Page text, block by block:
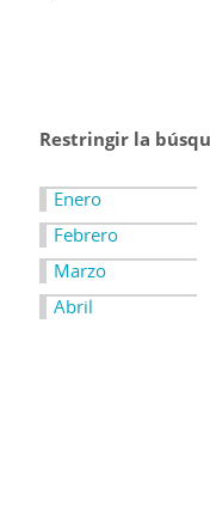
Restringir la
Enero
Febrero
Marzo
Abril